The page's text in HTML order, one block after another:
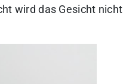
wird das Gesicht nicht